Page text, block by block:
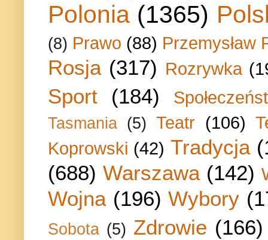
Polonia (1365)
(8) Prawo (88) Przemysław
Rosja (317) Rozrywka
Sport (184)
Tasmania (5) Teatr (106)
Koprowski (42) Tradycja
(688) Warszawa (142)
Wojna (196) Wybory
Sobota (5) Zdrowie (166)